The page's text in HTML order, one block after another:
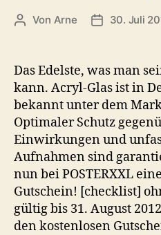
Beitragsautor
Von Arne 30. Juli
Das Edelste, was man
kann. Acryl-Glas ist in
bekannt unter dem
Optimaler Schutz
Einwirkungen und
Aufnahmen sind
nun bei POSTERXXL
Gutschein! [checklist]
gültig bis 31. August
den kostenlosen